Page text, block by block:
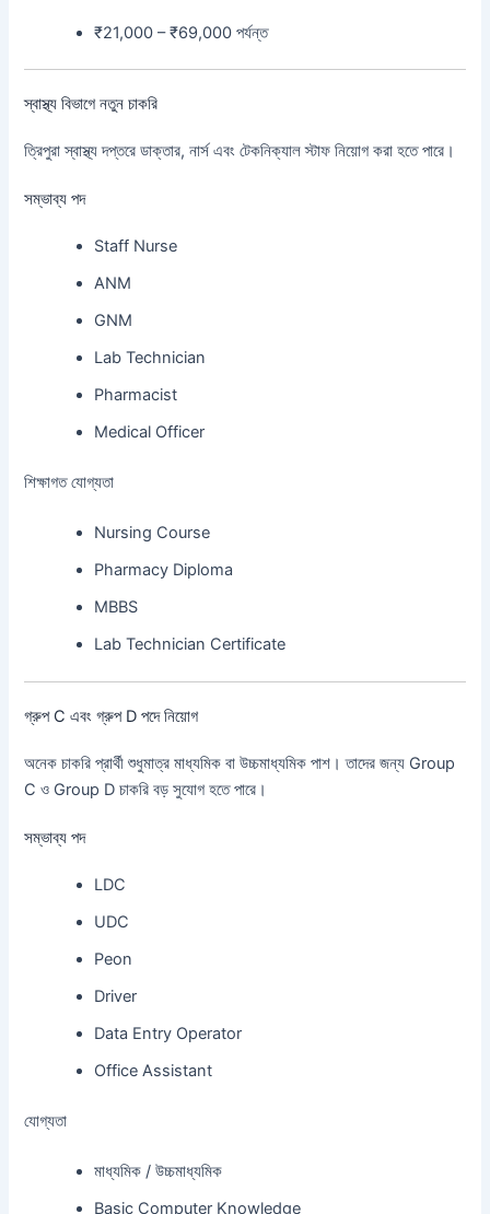
₹21,000 – ₹69,000 পর্যন্ত
স্বাস্থ্য বিভাগে নতুন চাকরি
ত্রিপুরা স্বাস্থ্য দপ্তরে ডাক্তার, নার্স এবং টেকনিক্যাল স্টাফ নিয়োগ করা হতে পারে।
সম্ভাব্য পদ
Staff Nurse
ANM
GNM
Lab Technician
Pharmacist
Medical Officer
শিক্ষাগত যোগ্যতা
Nursing Course
Pharmacy Diploma
MBBS
Lab Technician Certificate
গ্রুপ C এবং গ্রুপ D পদে নিয়োগ
অনেক চাকরি প্রার্থী শুধুমাত্র মাধ্যমিক বা উচ্চমাধ্যমিক পাশ। তাদের জন্য Group
C ও Group D চাকরি বড় সুযোগ হতে পারে।
সম্ভাব্য পদ
LDC
UDC
Peon
Driver
Data Entry Operator
Office Assistant
যোগ্যতা
মাধ্যমিক / উচ্চমাধ্যমিক
Basic Computer Knowledge